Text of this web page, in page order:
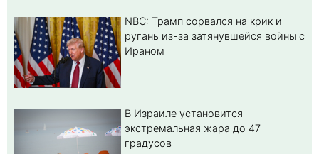
NBC: Трамп сорвался на крик и
ругань из-за затянувшейся войны с
Ираном
В Израиле установится
экстремальная жара до 47
градусов